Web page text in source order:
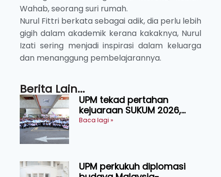
Wahab, seorang suri rumah.
Nurul Fittri berkata sebagai adik, dia perlu lebih
gigih dalam akademik kerana kakaknya, Nurul
Izati sering menjadi inspirasi dalam keluarga
dan menanggung pembelajarannya.
Berita Lain...
UPM tekad pertahan
kejuaraan SUKUM 2026,
sasar 16 pingat emas
Baca lagi »
UPM perkukuh diplomasi